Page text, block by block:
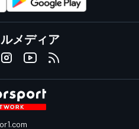
メディア